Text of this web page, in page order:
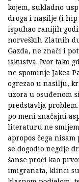
kojem, sukladno
droga i nasilje (i
ispuhao ranijih
norveških Zlatnih
Gazda, ne znači i
iskustva. Ivor tako
ne spominje Jakea
ogrezao u nasilju,
uzora u osuđenom
predstavlja
po meni značajni
literaturu ne
apropos čega
se dogodio negdje
šanse proći kao
imigranata, klinci